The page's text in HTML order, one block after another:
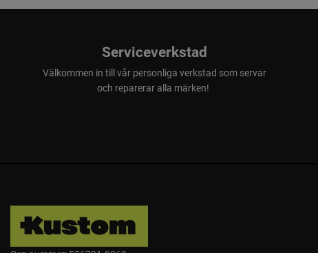
Serviceverkstad
Välkommen in till vår personliga verkstad som servar
och reparerar alla märken!